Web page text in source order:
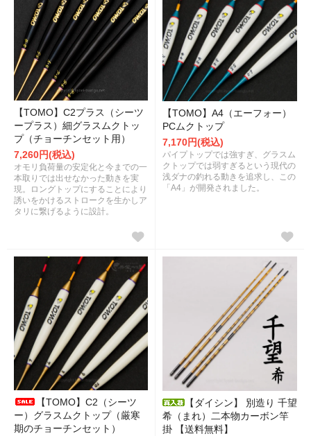
【TOMO】C2プラス（シーツ
ープラス）細グラスムクトッ
プ（チョーチンセット用）
7,260円(税込)
オモリ負荷量の安定化と今までの一
本取りでは出せなかった動きを実
現。ロングトップにすることにより
誘いをかけるストロークを生かしア
タリに繋げるように設計。
【TOMO】A4（エーフォー）
PCムクトップ
7,170円(税込)
パイプトップでは強すぎ、グラスム
クトップでは弱すぎるという現代の
浅ダナの釣れる動きを追求し、この
「A4」が開発されました。
【TOMO】C2（シーツ
ー）グラスムクトップ（厳寒
期のチョーチンセット）
【ダイシン】 別造り 千望
希（まれ）二本物カーボン竿
掛 【送料無料】